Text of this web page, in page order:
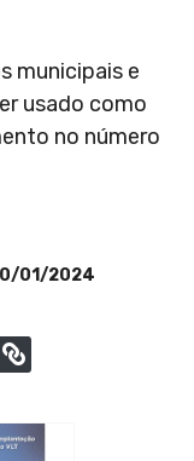
municipais e
usado como
no número
01/2024